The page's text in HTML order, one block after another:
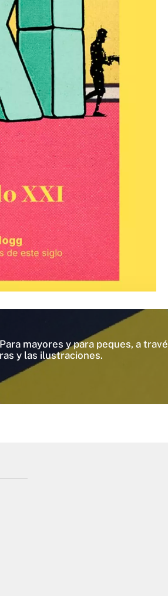
mayores y para peques, a
y las ilustraciones.